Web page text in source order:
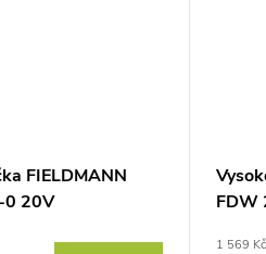
FIELDMANN
0 20V
FDW
1 569